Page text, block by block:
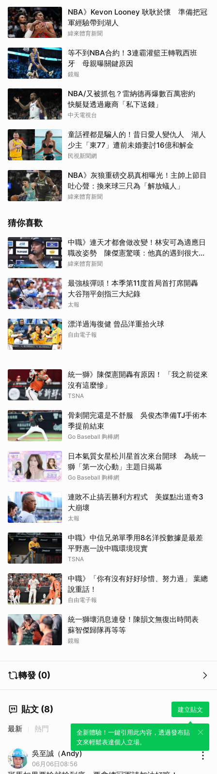
NBA》Kevon Looney 耿耿於懷 準備把冠
軍經驗帶到湖人
緯來體育新聞
等不到NBA合約！3連霸灌籃王轉戰西班
牙 母親曝關鍵原因
鏡報
NBA/又被抓包？雷納德再爆數百萬密約
快艇疑透過廠商「私下送錢」
中天電視台
童話裡都是騙人的！昔日愛人變仇人 湖人
少主「東77」遭前未婚妻討16億和解金
民視新聞網
NBA》灰狼重磅交易真相曝光！主帥上節目
吐心聲：換來球三只為「解放蟻人」
緯來體育新聞
猜你喜歡
中職》連天才都會做改變！林安可為適應日
職改姿勢 陳傑憲驚嘆：他真的遇到很大挫
折
緯來體育新聞
最強核彈頭！本季第11度首局首打席開轟
大谷翔平劍指三大紀錄
太報
漂洋過海復健 曾品洋重拾火球
自由電子報
統一獅》陳傑憲開轟有原因！ 「我之前從來
沒有這麼慘」
TSNA
骨刺開完還是不舒服 吳俊杰準備TJ手術本
季提前結束
Go Baseball 夠棒網
日本氣質女星松川星首次來台開球 為統一
獅「第一次心動」主題日揭幕
Go Baseball 夠棒網
連敗不止搞丟勝利方程式 美媒點出道奇3
大崩壞
太報
中職》中信兄弟單季用8名洋投數據是最差
平野惠一說中職環境現實
TSNA
中職》「你有沒有好好珍惜、努力過」 葉總
說重話！
自由電子報
統一獅壞消息連發！陳韻文無復出時間表
蘇智傑歸隊再等等
鏡報
轉發 (0)
貼文 (8) 建立貼文
全新體驗！一鍵引用此內容，透過發布貼
文來輕鬆表達個人立場。
最新 熱門
吳至誠（Andy)
06月06日08:56
取消